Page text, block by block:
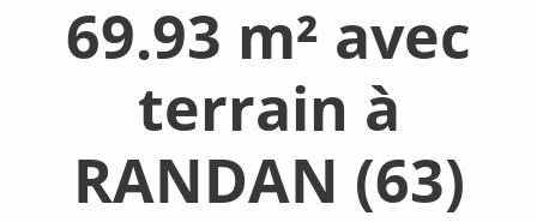
69.93 m² avec
terrain à
RANDAN (63)